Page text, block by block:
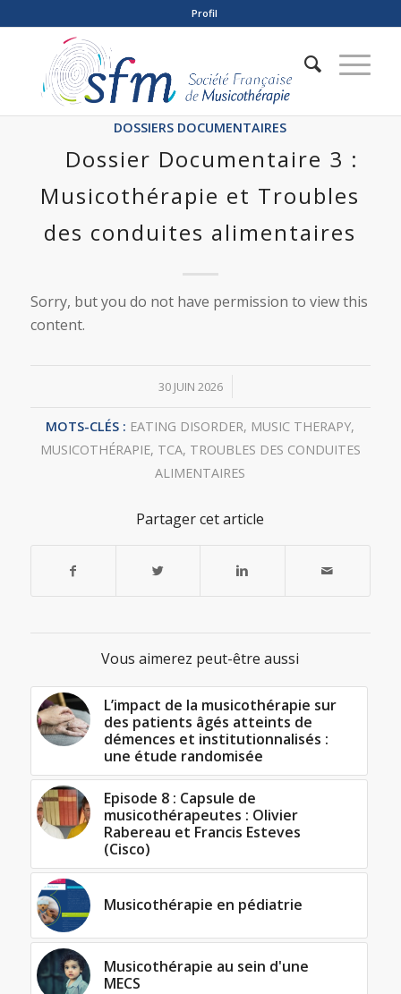
Profil
DOSSIERS DOCUMENTAIRES
Dossier Documentaire 3 :
Musicothérapie et Troubles
des conduites alimentaires
Sorry, but you do not have permission to view this
content.
30 JUIN 2026
/
MOTS-CLÉS : EATING DISORDER, MUSIC THERAPY,
MUSICOTHÉRAPIE, TCA, TROUBLES DES CONDUITES
ALIMENTAIRES
Partager cet article
Vous aimerez peut-être aussi
L’impact de la musicothérapie sur
des patients âgés atteints de
démences et institutionnalisés :
une étude randomisée
Episode 8 : Capsule de
musicothérapeutes : Olivier
Rabereau et Francis Esteves
(Cisco)
Musicothérapie en pédiatrie
Musicothérapie au sein d'une
MECS